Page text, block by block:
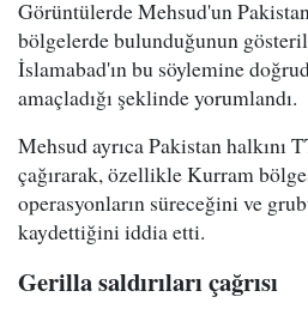
Görüntülerde Mehsud'un
bölgelerde bulunduğunun
İslamabad'ın bu söylemine
amaçladığı şeklinde yorumlandı.
Mehsud ayrıca Pakistan halkını
çağırarak, özellikle Kurram
operasyonların süreceğini ve
kaydettiğini iddia etti.
Gerilla saldırıları çağrısı